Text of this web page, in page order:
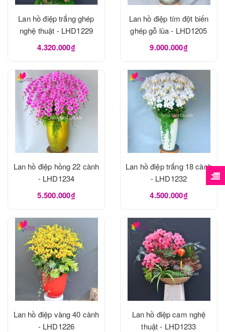
Lan hồ điệp trắng ghép
nghệ thuật - LHD1229
4.320.000₫
Lan hồ điệp tím đột biến
ghép gỗ lũa - LHD1205
9.000.000₫
Lan hồ điệp hồng 22 cành
- LHD1234
5.500.000₫
Lan hồ điệp trắng 18 cành
- LHD1232
4.500.000₫
Lan hồ điệp vàng 40 cành
- LHD1226
Lan hồ điệp cam nghệ
thuật - LHD1233